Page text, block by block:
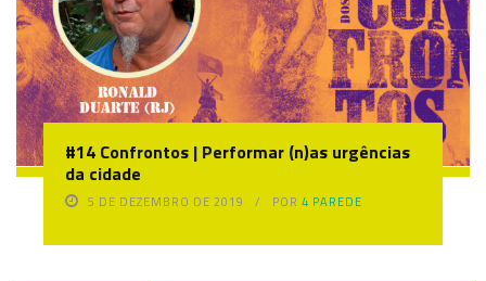
#14 Confrontos | Performar (n)as urgências
da cidade
5 DE DEZEMBRO DE 2019 POR4 PAREDE